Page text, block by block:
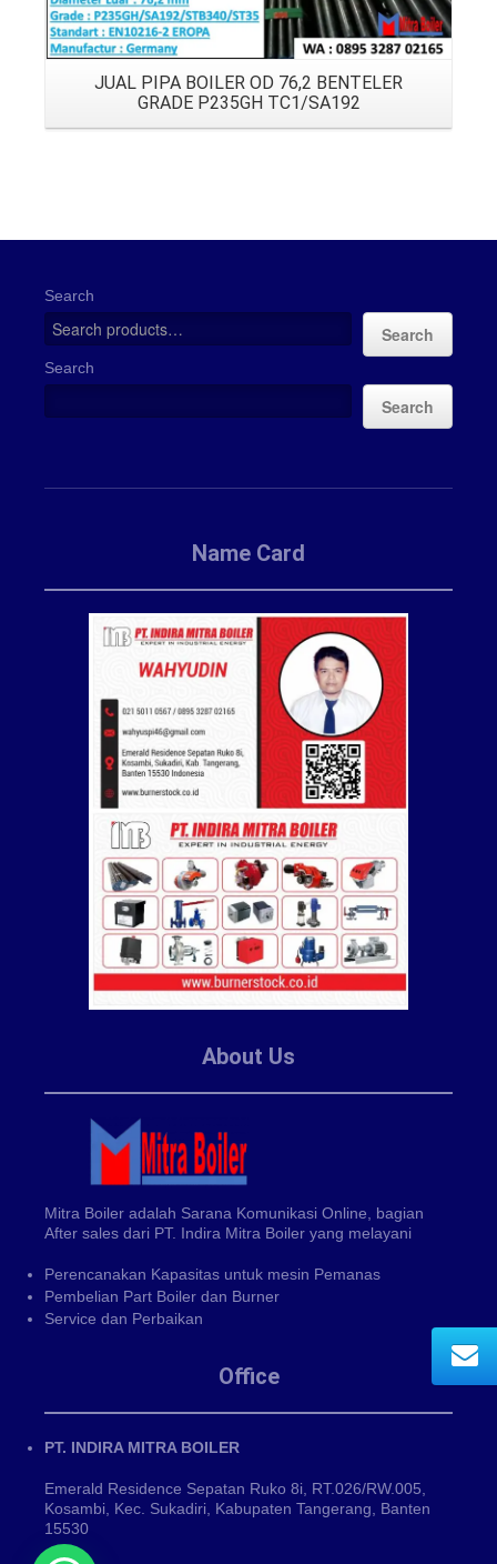
JUAL PIPA BOILER OD 76,2 BENTELER
GRADE P235GH TC1/SA192
Search
Search
Search
Search
Name Card
About Us
Mitra Boiler adalah Sarana Komunikasi Online, bagian
After sales dari PT. Indira Mitra Boiler yang melayani
Perencanakan Kapasitas untuk mesin Pemanas
Pembelian Part Boiler dan Burner
Service dan Perbaikan
Office
PT. INDIRA MITRA BOILER
Emerald Residence Sepatan Ruko 8i, RT.026/RW.005,
Kosambi, Kec. Sukadiri, Kabupaten Tangerang, Banten
15530